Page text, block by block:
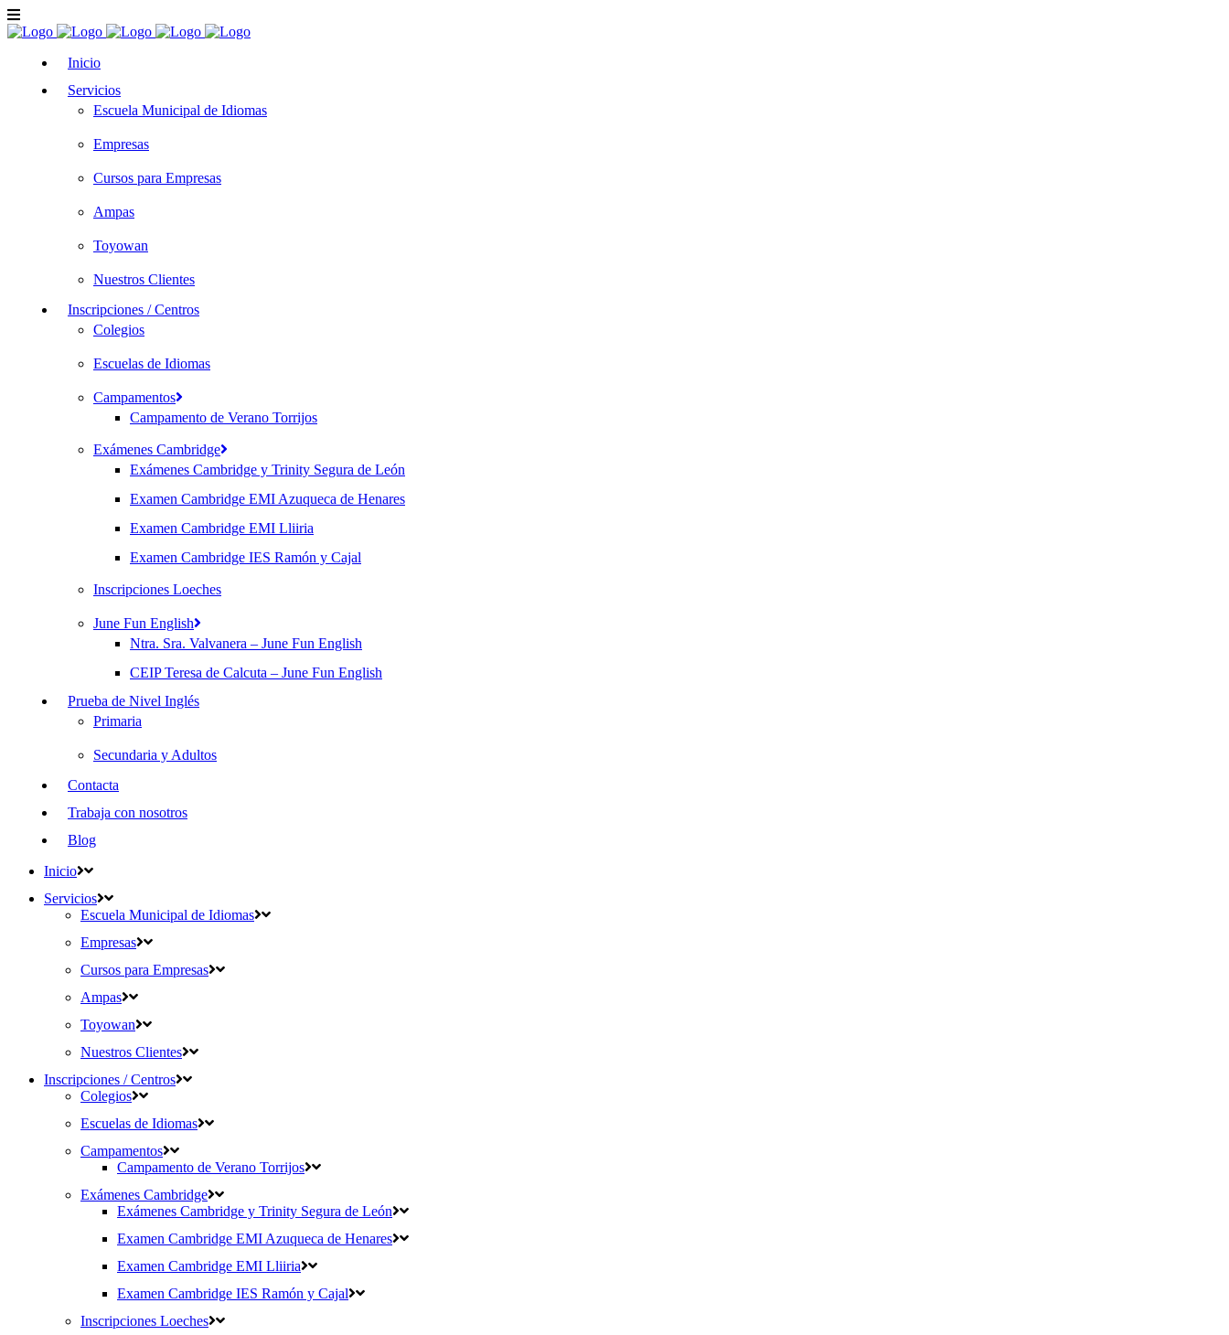
Inicio
Servicios
Escuela Municipal de Idiomas
Empresas
Cursos para Empresas
Ampas
Toyowan
Nuestros Clientes
Inscripciones / Centros
Colegios
Escuelas de Idiomas
Campamentos
Campamento de Verano Torrijos
Exámenes Cambridge
Exámenes Cambridge y Trinity Segura de León
Examen Cambridge EMI Azuqueca de Henares
Examen Cambridge EMI Lliiria
Examen Cambridge IES Ramón y Cajal
Inscripciones Loeches
June Fun English
Ntra. Sra. Valvanera – June Fun English
CEIP Teresa de Calcuta – June Fun English
Prueba de Nivel Inglés
Primaria
Secundaria y Adultos
Contacta
Trabaja con nosotros
Blog
Inicio
Servicios
Escuela Municipal de Idiomas
Empresas
Cursos para Empresas
Ampas
Toyowan
Nuestros Clientes
Inscripciones / Centros
Colegios
Escuelas de Idiomas
Campamentos
Campamento de Verano Torrijos
Exámenes Cambridge
Exámenes Cambridge y Trinity Segura de León
Examen Cambridge EMI Azuqueca de Henares
Examen Cambridge EMI Lliiria
Examen Cambridge IES Ramón y Cajal
Inscripciones Loeches